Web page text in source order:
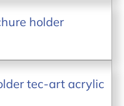
holder
tec-art acrylic